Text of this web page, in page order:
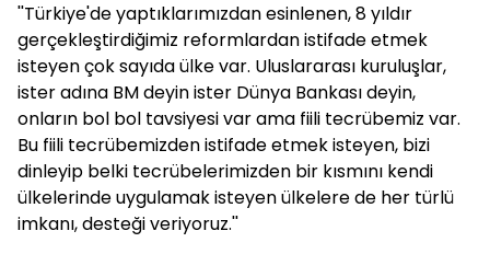
''Türkiye'de yaptıklarımızdan esinlenen, 8 yıldır
gerçekleştirdiğimiz reformlardan istifade etmek
isteyen çok sayıda ülke var. Uluslararası kuruluşlar,
ister adına BM deyin ister Dünya Bankası deyin,
onların bol bol tavsiyesi var ama fiili tecrübemiz var.
Bu fiili tecrübemizden istifade etmek isteyen, bizi
dinleyip belki tecrübelerimizden bir kısmını kendi
ülkelerinde uygulamak isteyen ülkelere de her türlü
imkanı, desteği veriyoruz.''